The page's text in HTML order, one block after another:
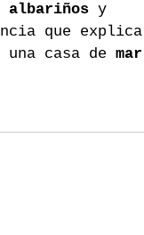
albariños y
que explica
una casa de mar